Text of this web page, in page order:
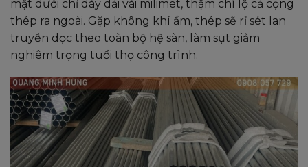
mặt dưới chỉ dày dải vài milimet, thậm chí lộ cả cọng
thép ra ngoài. Gặp không khí ẩm, thép sẽ rỉ sét lan
truyền dọc theo toàn bộ hệ sàn, làm sụt giảm
nghiêm trọng tuổi thọ công trình.